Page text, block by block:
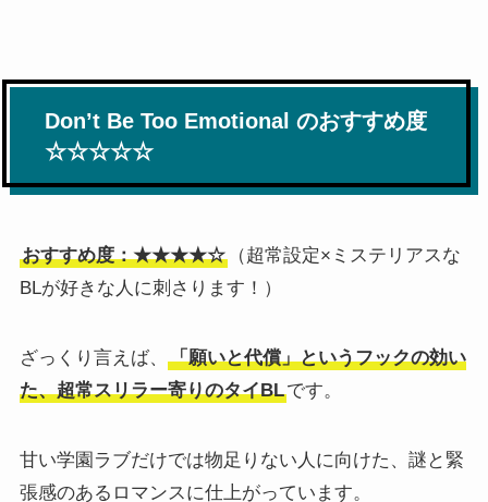
Don’t Be Too Emotional のおすすめ度
☆☆☆☆☆
おすすめ度：★★★★☆（超常設定×ミステリアスな
BLが好きな人に刺さります！）
ざっくり言えば、
「願いと代償」というフックの効い
た、超常スリラー寄りのタイBLです。
甘い学園ラブだけでは物足りない人に向けた、謎と緊
張感のあるロマンスに仕上がっています。